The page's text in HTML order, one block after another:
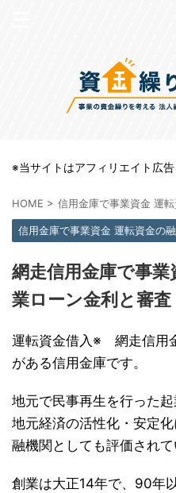
※当サイトはアフィリエイト広告
HOME > 信用金庫で事業資金 運
信用金庫で事業資金 運転資金の
網走信用金庫で事
業ローン金利と審査
運転資金借入※ 網走信用
がある信用金庫です。
地元で民事再生を行った
地元経済の活性化・安定
融機関としても評価されて
創業は大正14年で、90年